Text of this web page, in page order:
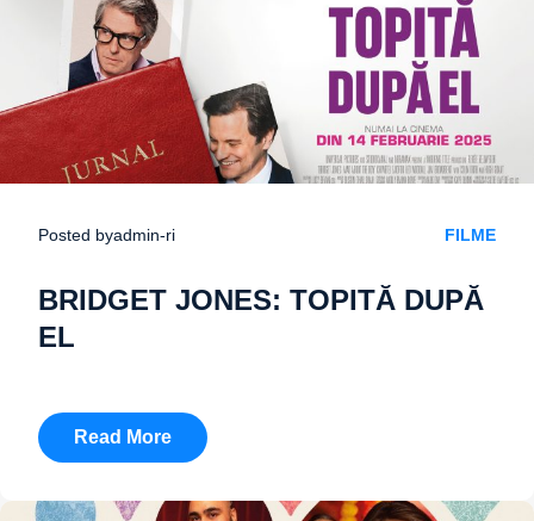
Posted byadmin-ri FILME
BRIDGET JONES: TOPITĂ DUPĂ
EL
Read More